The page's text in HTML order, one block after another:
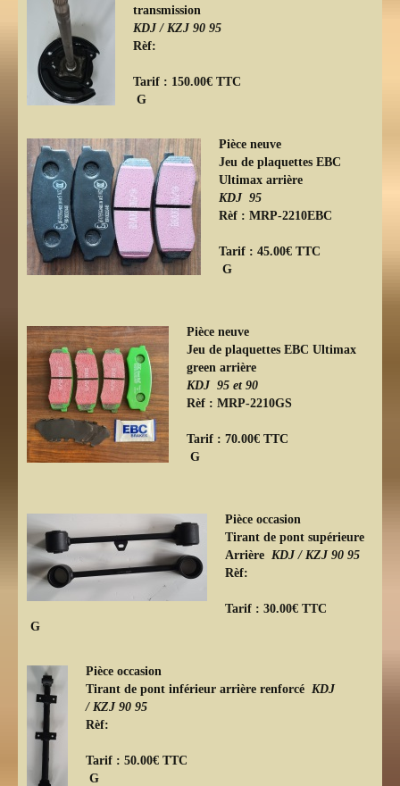
transmission
KDJ / KZJ 90 95
Rèf:
Tarif : 150.00€ TTC
G
Pièce neuve
Jeu de plaquettes EBC
Ultimax arrière
KDJ 95
Rèf : MRP-2210EBC
Tarif : 45.00€ TTC
G
Pièce neuve
Jeu de plaquettes EBC Ultimax
green arrière
KDJ 95 et 90
Rèf : MRP-2210GS
Tarif : 70.00€ TTC
G
Pièce occasion
Tirant de pont supérieure
Arrière KDJ / KZJ 90 95
Rèf:
Tarif : 30.00€ TTC
G
Pièce occasion
Tirant de pont inférieur arrière renforcé KDJ
/ KZJ 90 95
Rèf:
Tarif : 50.00€ TTC
G